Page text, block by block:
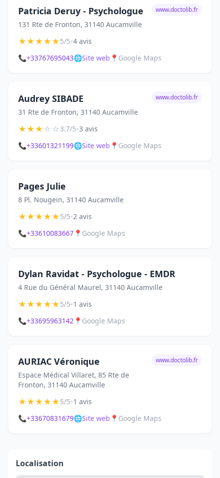
Patricia Deruy - Psychologue
131 Rte de Fronton, 31140 Aucamville
www.doctolib.fr
★★★★★5/5•4 avis
📞+33767695043🌐Site web 📍 Google Maps
Audrey SIBADE
31 Rte de Fronton, 31140 Aucamville
www.doctolib.fr
★★★☆☆3.7/5•3 avis
📞+33601321199🌐Site web 📍 Google Maps
Pages Julie
8 Pl. Nougein, 31140 Aucamville
★★★★★5/5•2 avis
📞+33610083667 📍 Google Maps
Dylan Ravidat - Psychologue - EMDR
4 Rue du Général Maurel, 31140 Aucamville
★★★★★5/5•1 avis
📞+33695963142 📍 Google Maps
AURIAC Véronique
Espace Médical Villaret, 85 Rte de
Fronton, 31140 Aucamville
www.doctolib.fr
★★★★★5/5•1 avis
📞+33670831679🌐Site web 📍 Google Maps
Localisation